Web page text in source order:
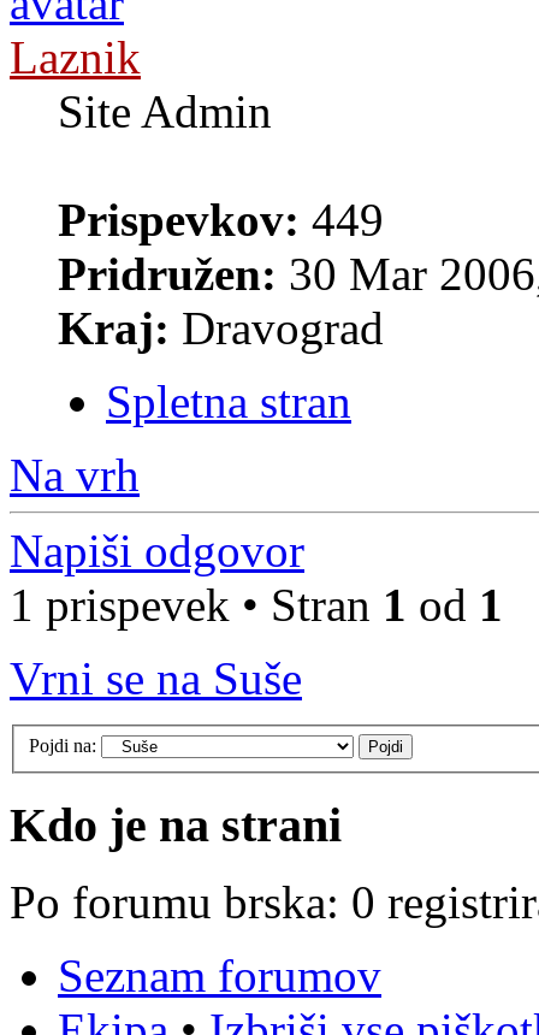
Laznik
Site Admin
Prispevkov: 449
Pridružen: 30 Mar
Kraj: Dravograd
Spletna stran
Na vrh
Napiši odgovor
1 prispevek • Stran 1 od 1
Vrni se na Suše
Pojdi na:
Kdo je na strani
Po forumu brska: 0
Seznam forumov